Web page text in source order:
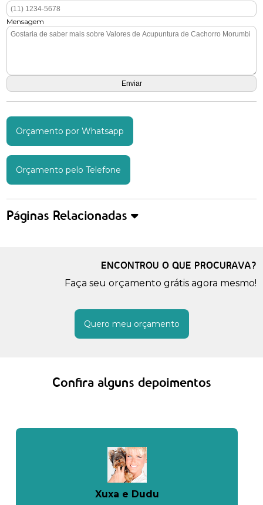
Mensagem
Orçamento por Whatsapp
Orçamento pelo Telefone
Páginas Relacionadas
ENCONTROU O QUE PROCURAVA?
Faça seu orçamento grátis agora mesmo!
Quero meu orçamento
Confira alguns depoimentos
Xuxa e Dudu